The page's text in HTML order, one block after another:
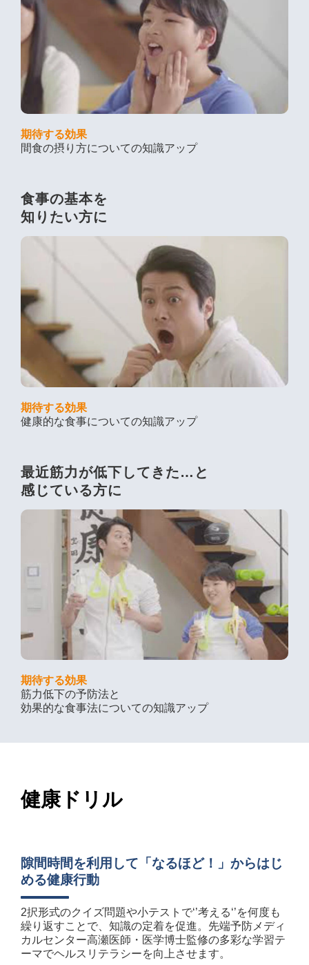
期待する効果
間食の摂り方についての知識アップ
食事の基本を
知りたい方に
期待する効果
健康的な食事についての知識アップ
最近筋力が低下してきた…と
感じている方に
期待する効果
筋力低下の予防法と
効果的な食事法についての知識アップ
健康ドリル
隙間時間を利用して「なるほど！」からはじ
める健康行動
2択形式のクイズ問題や小テストで‘’考える‘’を何度も
繰り返すことで、知識の定着を促進。先端予防メディ
カルセンター高瀬医師・医学博士監修の多彩な学習テ
ーマでヘルスリテラシーを向上させます。